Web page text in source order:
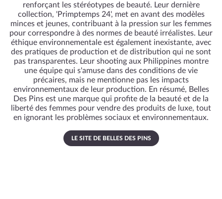
renforçant les stéréotypes de beauté. Leur dernière
collection, 'Primptemps 24', met en avant des modèles
minces et jeunes, contribuant à la pression sur les femmes
pour correspondre à des normes de beauté irréalistes. Leur
éthique environnementale est également inexistante, avec
des pratiques de production et de distribution qui ne sont
pas transparentes. Leur shooting aux Philippines montre
une équipe qui s'amuse dans des conditions de vie
précaires, mais ne mentionne pas les impacts
environnementaux de leur production. En résumé, Belles
Des Pins est une marque qui profite de la beauté et de la
liberté des femmes pour vendre des produits de luxe, tout
en ignorant les problèmes sociaux et environnementaux.
LE SITE DE BELLES DES PINS